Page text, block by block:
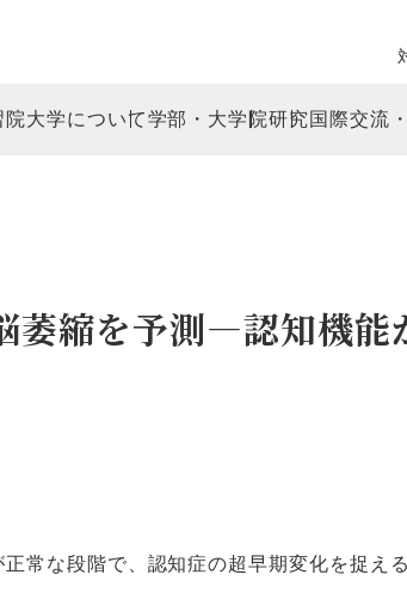
院大学について学部・大学院研究国際交流
縮を予測―認知機能
常な段階で、認知症の超早期変化を捉え